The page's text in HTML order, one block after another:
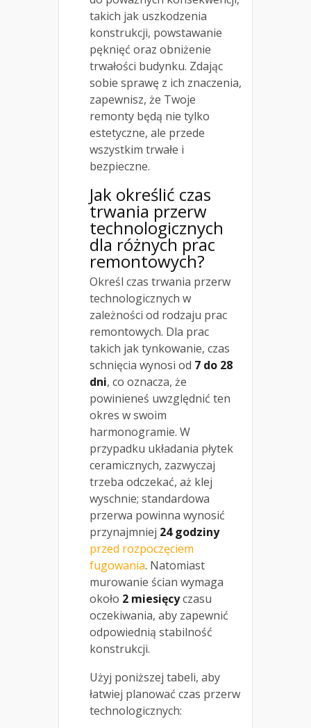
takich jak uszkodzenia
konstrukcji, powstawanie
pęknięć oraz obniżenie
trwałości budynku. Zdając
sobie sprawę z ich znaczenia,
zapewnisz, że Twoje
remonty będą nie tylko
estetyczne, ale przede
wszystkim trwałe i
bezpieczne.
Jak określić czas
trwania przerw
technologicznych
dla różnych prac
remontowych?
Określ czas trwania przerw
technologicznych w
zależności od rodzaju prac
remontowych. Dla prac
takich jak tynkowanie, czas
schnięcia wynosi od 7 do 28
dni, co oznacza, że
powinieneś uwzględnić ten
okres w swoim
harmonogramie. W
przypadku układania płytek
ceramicznych, zazwyczaj
trzeba odczekać, aż klej
wyschnie; standardowa
przerwa powinna wynosić
przynajmniej 24 godziny
przed rozpoczęciem
fugowania. Natomiast
murowanie ścian wymaga
około 2 miesięcyczasu
oczekiwania, aby zapewnić
odpowiednią stabilność
konstrukcji.
Użyj poniższej tabeli, aby
łatwiej planować czas przerw
technologicznych: